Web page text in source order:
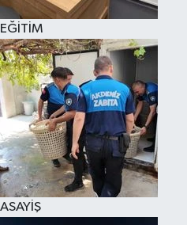
EĞİTİM
ASAYİŞ